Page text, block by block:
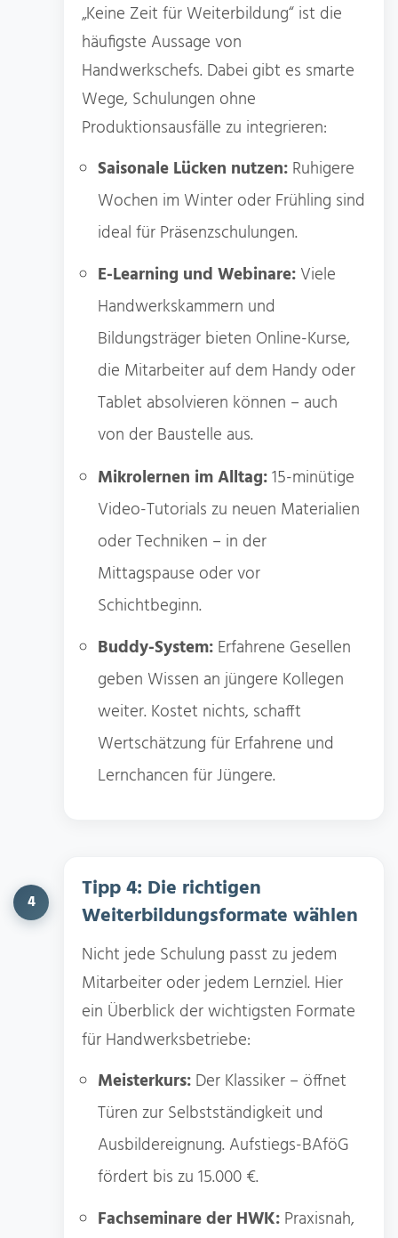
„Keine Zeit für Weiterbildung“ ist die
häufigste Aussage von
Handwerkschefs. Dabei gibt es smarte
Wege, Schulungen ohne
Produktionsausfälle zu integrieren:
Saisonale Lücken nutzen: Ruhigere
Wochen im Winter oder Frühling sind
ideal für Präsenzschulungen.
E-Learning und Webinare: Viele
Handwerkskammern und
Bildungsträger bieten Online-Kurse,
die Mitarbeiter auf dem Handy oder
Tablet absolvieren können – auch
von der Baustelle aus.
Mikrolernen im Alltag:15-minütige
Video-Tutorials zu neuen Materialien
oder Techniken – in der
Mittagspause oder vor
Schichtbeginn.
Buddy-System: Erfahrene Gesellen
geben Wissen an jüngere Kollegen
weiter. Kostet nichts, schafft
Wertschätzung für Erfahrene und
Lernchancen für Jüngere.
4
Tipp 4: Die richtigen
Weiterbildungsformate wählen
Nicht jede Schulung passt zu jedem
Mitarbeiter oder jedem Lernziel. Hier
ein Überblick der wichtigsten Formate
für Handwerksbetriebe:
Meisterkurs: Der Klassiker – öffnet
Türen zur Selbstständigkeit und
Ausbildereignung. Aufstiegs-BAföG
fördert bis zu 15.000 €.
Fachseminare der HWK: Praxisnah,